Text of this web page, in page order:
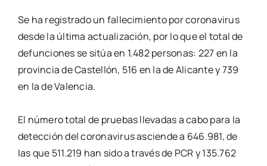
Se ha regis­tra­do un falle­ci­mien­to por coro­na­vi­rus
des­de la últi­ma actua­li­za­ción, por lo que el total de
defun­cio­nes se sitúa en 1.482 per­so­nas: 227 en la
pro­vin­cia de Cas­te­llón, 516 en la de Ali­can­te y 739
en la de Valen­cia.
El núme­ro total de prue­bas lle­va­das a cabo para la
detec­ción del coro­na­vi­rus ascien­de a 646.981, de
las que 511.219 han sido a tra­vés de PCR y 135.762